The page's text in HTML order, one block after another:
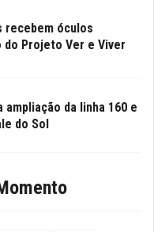
recebem óculos
Projeto Ver e Viver
da linha 160 e
do Sol